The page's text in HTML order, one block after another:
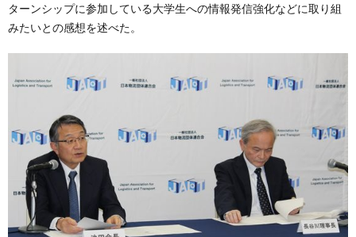
ターンシップに参加している大学生への情報発信強化などに取り組
みたいとの感想を述べた。